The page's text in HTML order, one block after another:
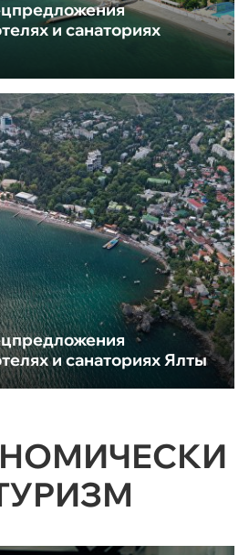
и санаториях
и санаториях Ялты